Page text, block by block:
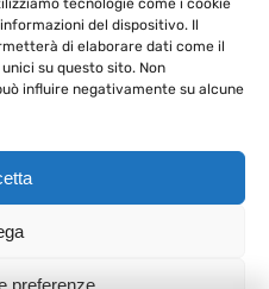
tecnologie come i cookie
del dispositivo. Il
di elaborare dati come il
su questo sito. Non
influire negativamente su alcune
preferenze
acidità e mineralità